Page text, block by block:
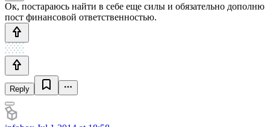
Ок, постараюсь найти в себе еще силы и обязательно дополню
пост финансовой ответственностью.
Reply